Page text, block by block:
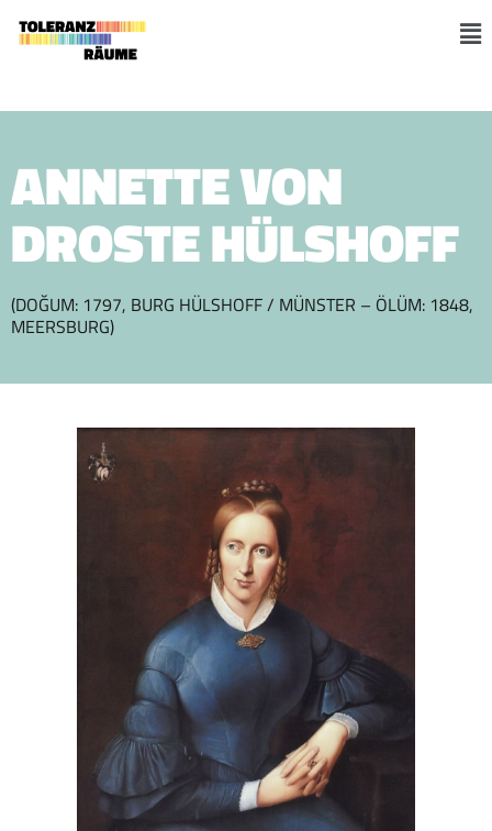
content
ANNETTE VON
DROSTE HÜLSHOFF
(DOĞUM: 1797, BURG HÜLSHOFF / MÜNSTER – ÖLÜM: 1848,
MEERSBURG)